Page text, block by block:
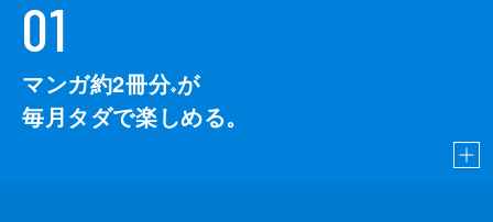
01
マンガ約2冊分※が
毎月タダで楽しめる。